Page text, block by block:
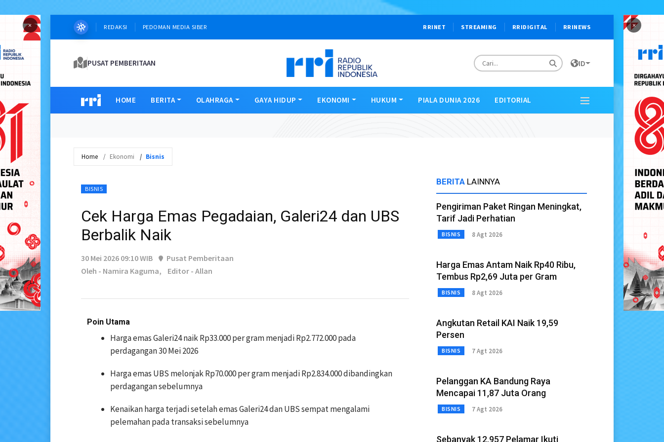
× ×
REDAKSI PEDOMAN MEDIA SIBER RRINET STREAMING RRIDIGITAL RRINEWS
PUSAT PEMBERITAAN ID
HOME BERITA OLAHRAGA GAYA HIDUP EKONOMI HUKUM PIALA DUNIA 2026 EDITORIAL
Home Ekonomi Bisnis
BISNIS
Cek Harga Emas Pegadaian, Galeri24 dan UBS
Berbalik Naik
30 Mei 2026 09:10 WIB
Pusat Pemberitaan
Oleh - Namira Kaguma,
Editor - Allan
Poin Utama
Harga emas Galeri24 naik Rp33.000 per gram menjadi Rp2.772.000 pada
perdagangan 30 Mei 2026
Harga emas UBS melonjak Rp70.000 per gram menjadi Rp2.834.000 dibandingkan
perdagangan sebelumnya
Kenaikan harga terjadi setelah emas Galeri24 dan UBS sempat mengalami
pelemahan pada transaksi sebelumnya
BERITA LAINNYA
Pengiriman Paket Ringan Meningkat,
Tarif Jadi Perhatian
BISNIS 8 Agt 2026
Harga Emas Antam Naik Rp40 Ribu,
Tembus Rp2,69 Juta per Gram
BISNIS 8 Agt 2026
Angkutan Retail KAI Naik 19,59
Persen
BISNIS 7 Agt 2026
Pelanggan KA Bandung Raya
Mencapai 11,87 Juta Orang
BISNIS 7 Agt 2026
Sebanyak 12.957 Pelamar Ikuti